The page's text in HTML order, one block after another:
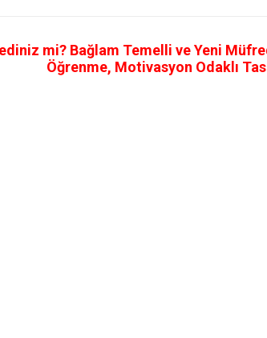
mi? Bağlam Temelli ve Yeni
Öğrenme, Motivasyon Odaklı